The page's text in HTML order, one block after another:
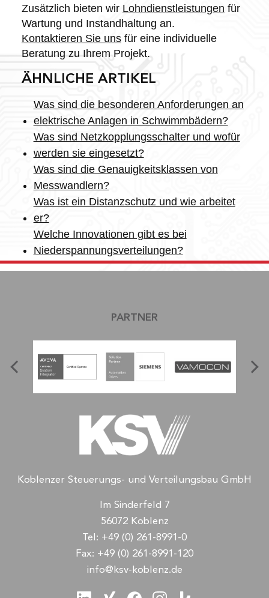
Zusätzlich bieten wir Lohndienstleistungen für
Wartung und Instandhaltung an.
Kontaktieren Sie unsfür eine individuelle
Beratung zu Ihrem Projekt.
ÄHNLICHE ARTIKEL
Was sind die besonderen Anforderungen an
elektrische Anlagen in Schwimmbädern?
Was sind Netzkopplungsschalter und wofür
werden sie eingesetzt?
Was sind die Genauigkeitsklassen von
Messwandlern?
Was ist ein Distanzschutz und wie arbeitet
er?
Welche Innovationen gibt es bei
Niederspannungsverteilungen?
PARTNER
Koblenzer Steuerungs- und Verteilungsbau GmbH
Im Sinderfeld 7
56072 Koblenz
Tel: +49 (0) 261-8991-0
Fax: +49 (0) 261-8991-120
info@ksv-koblenz.de